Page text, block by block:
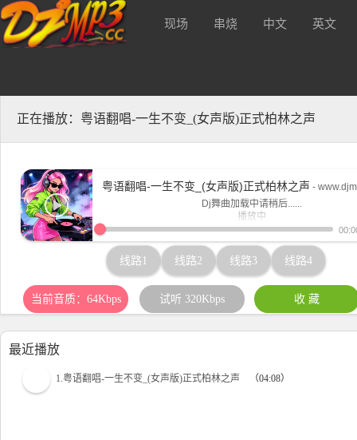
现场 串烧 中文 英文
正在播放：粤语翻唱-一生不变_(女声版)正式柏林之声
粤语翻唱-一生不变_(女声版)正式柏林之声 -
Dj舞曲加载中请稍后......
播放中
www.djmp3.cc
线路1 线路2 线路3 线路4
当前音质：64Kbps 试听 320Kbps 收 藏
最近播放
1.粤语翻唱-一生不变_(女声版)正式柏林之声 （04:08）